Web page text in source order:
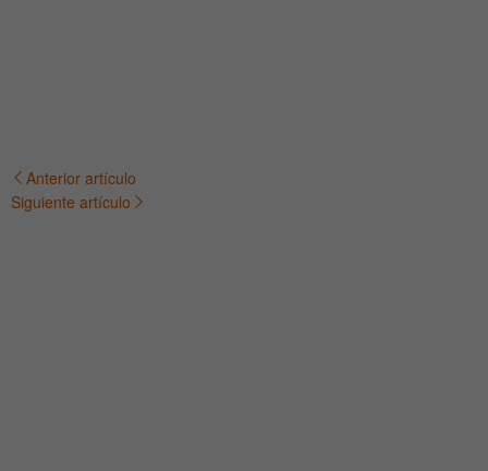
Navegación
Anterior artículo
Siguiente artículo